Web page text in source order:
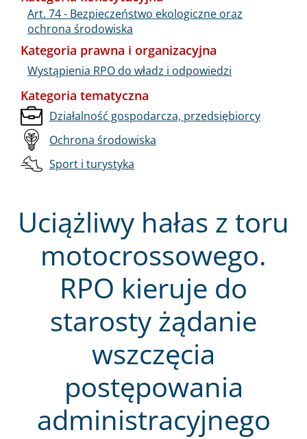
Uciążliwy hałas z toru
motocrossowego.
RPO kieruje do
starosty żądanie
wszczęcia
postępowania
administracyjnego
Art. 74 - Bezpieczeństwo ekologiczne oraz
ochrona środowiska
Kategoria prawna i organizacyjna
Wystąpienia RPO do władz i odpowiedzi
Kategoria tematyczna
Działalność gospodarcza, przedsiębiorcy
Ochrona środowiska
Sport i turystyka